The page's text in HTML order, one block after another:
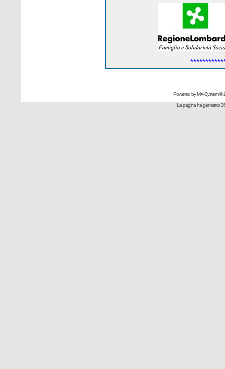
Powered byMX-System©
La pagina ha generato